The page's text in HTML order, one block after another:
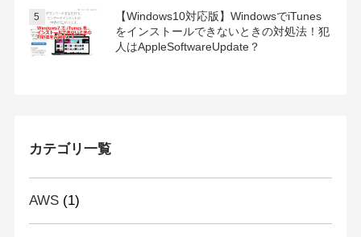
【Windows10対応版】WindowsでiTunes
をインストールできないときの対処法！犯
人はAppleSoftwareUpdate？
カテゴリ一覧
AWS(1)